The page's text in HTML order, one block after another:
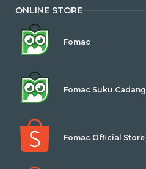
ONLINE STORE
Fomac
Fomac Official Store
Fomac Suku Cadang